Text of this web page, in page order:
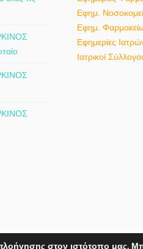
Εφημ.
Εφημ.
Εφημερίες
Ιατρικοί Σύλλογοι
στον ιστότοπο μας.